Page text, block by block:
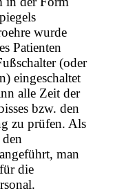
wurde
Patienten
(oder
eingeschaltet
alle Zeit der
bzw. den
zu prüfen. Als
man
die